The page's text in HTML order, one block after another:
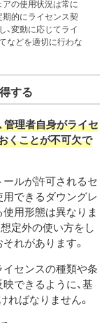
アの使用状況は常に
期的にライセンス契
、変動に応じてライ
などを適切に行わな
する
管理者自身がライセ
くことが不可欠で
ルが許可されるセ
できるダウングレ
用形態は異なりま
定外の使い方をし
れがあります。
イセンスの種類や条
できるように、基
ばなりません。